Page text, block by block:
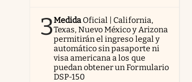
3Medida Oficial | California,
Texas, Nuevo México y Arizona
permitirán el ingreso legal y
automático sin pasaporte ni
visa americana a los que
puedan obtener un Formulario
DSP-150